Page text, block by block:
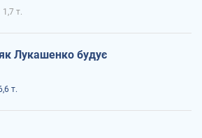
1,7 т.
Лукашенко будує
т.